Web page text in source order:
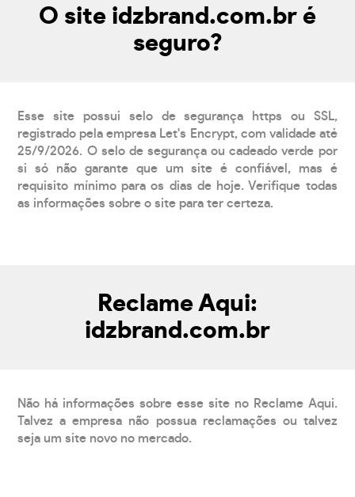
O site idzbrand.com.br é
seguro?
Esse site possui selo de segurança https ou SSL,
registrado pela empresa Let's Encrypt, com validade até
25/9/2026. O selo de segurança ou cadeado verde por
si só não garante que um site é confiável, mas é
requisito mínimo para os dias de hoje. Verifique todas
as informações sobre o site para ter certeza.
Reclame Aqui:
idzbrand.com.br
Não há informações sobre esse site no Reclame Aqui.
Talvez a empresa não possua reclamações ou talvez
seja um site novo no mercado.